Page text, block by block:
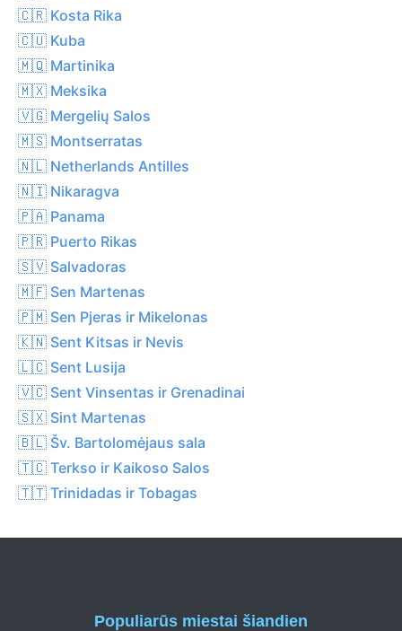
🇨🇷 Kosta Rika
🇨🇺 Kuba
🇲🇶 Martinika
🇲🇽 Meksika
🇻🇬 Mergelių Salos
🇲🇸 Montserratas
🇳🇱 Netherlands Antilles
🇳🇮 Nikaragva
🇵🇦 Panama
🇵🇷 Puerto Rikas
🇸🇻 Salvadoras
🇲🇫 Sen Martenas
🇵🇲 Sen Pjeras ir Mikelonas
🇰🇳 Sent Kitsas ir Nevis
🇱🇨 Sent Lusija
🇻🇨 Sent Vinsentas ir Grenadinai
🇸🇽 Sint Martenas
🇧🇱 Šv. Bartolomėjaus sala
🇹🇨 Terkso ir Kaikoso Salos
🇹🇹 Trinidadas ir Tobagas
Populiarūs miestai šiandien